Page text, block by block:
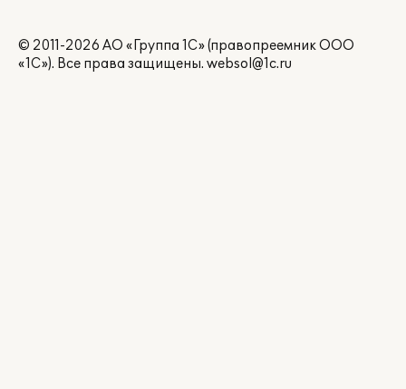
© 2011-2026 АО «Группа 1С» (правопреемник ООО
«1С»). Все права защищены. websol@1c.ru